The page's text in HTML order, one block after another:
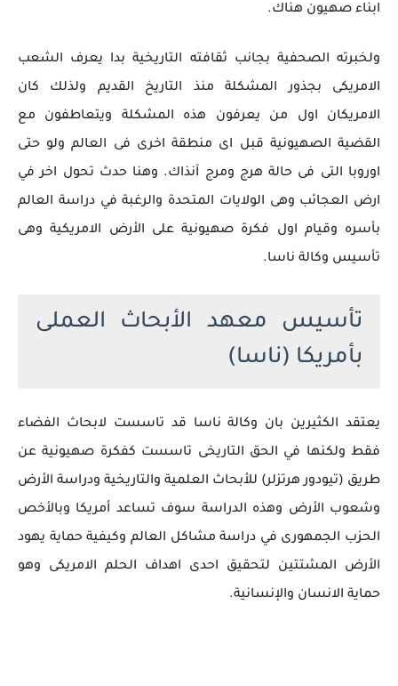
ابناء صهيون هناك.
ولخبرته الصحفية بجانب ثقافته التاريخية بدا يعرف الشعب
الامريكى بجذور المشكلة منذ التاريخ القديم ولذلك كان
الامريكان اول من يعرفون هذه المشكلة ويتعاطفون مع
القضية الصهيونية قبل اى منطقة اخرى فى العالم ولو حتى
اوروبا التى فى حالة هرج ومرج آنذاك. وهنا حدث تحول اخر في
ارض العجائب وهى الولايات المتحدة والرغبة في دراسة العالم
بأسره وقيام اول فكرة صهيونية على الأرض الامريكية وهى
تأسيس وكالة ناسا.
تأسيس معهد الأبحاث العملى
بأمريكا (ناسا)
يعتقد الكثيرين بان وكالة ناسا قد تاسست لابحاث الفضاء
فقط ولكنها في الحق التاريخى تاسست كفكرة صهيونية عن
طريق (تيودور هرتزلر) للأبحاث العلمية والتاريخية ودراسة الأرض
وشعوب الأرض وهذه الدراسة سوف تساعد أمريكا وبالأخص
الحزب الجمهورى في دراسة مشاكل العالم وكيفية حماية يهود
الأرض المشتتين لتحقيق احدى اهداف الحلم الامريكى وهو
حماية الانسان والإنسانية.